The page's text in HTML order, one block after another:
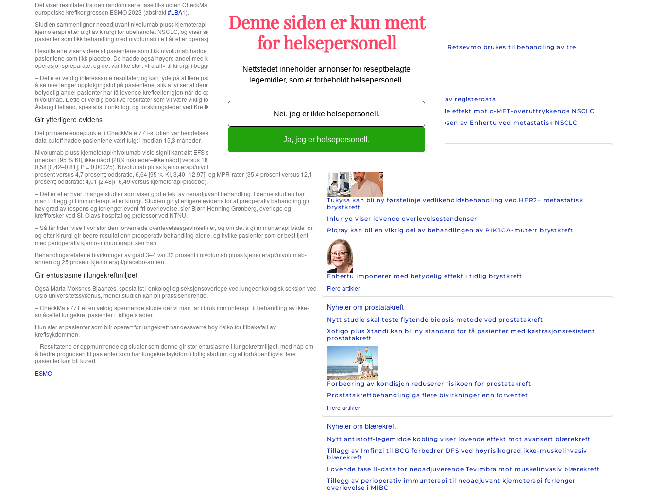
Det viser resultater fra den randomiserte fase III-studien CheckMate 77T-studien, som ble presentert på den
europeiske kreftkongressen ESMO 2023 (abstrakt#LBA1).
Studien sammenligner neoadjuvant nivolumab pluss kjemoterapi med neoadjuvant placebo pluss
kjemoterapi etterfulgt av kirurgi for ubehandlet NSCLC, og viser signifikant forbedret overlevelse for
pasienter som fikk behandling med nivolumab i ett år etter operasjon.
Resultatene viser videre at pasientene som fikk nivolumab hadde signifikant lengre tid til tilbakefall enn
pasientene som fikk placebo. De hadde også høyere andel med komplett patologisk respons (pCR) i
operasjonspreparatet og det var like stort «frafall» til kirurgi i begge gruppene.
– Dette er veldig interessante resultater, og kan tyde på at flere pasienter faktisk blir kurert. Vi trenger også
å se noe lenger oppfølgingstid på pasientene, slik at vi ser at denne effekten varer. Studien viser også at en
betydelig andel pasienter har få levende kreftceller igjen når de opereres, hvis de ble behandlet med
nivolumab. Dette er veldig positive resultater som vil være viktig for behandlingen av pasientene, sier
Åslaug Helland, spesialist i onkologi og forskningsleder ved Kreftklinikken ved Oslo universitetssykehus.
Gir ytterligere evidens
Det primære endepunktet i CheckMate 77T-studien var hendelsesfri overlevelse (EFS). På tidspunktet for
data-cutoff hadde pasientene vært fulgt i median 15,3 måneder.
Nivolumab pluss kjemoterapi/nivolumab viste signifikant økt EFS sammenlignet med kjemoterapi/placebo
(median [95 % KI], ikke nådd [28,9 måneder–ikke nådd] versus 18,4 måneder [13,6–28,1]; HR [97,36 % KI],
0,58 [0,42–0,81]; P = 0,00025). Nivolumab pluss kjemoterapi/nivolumab forbedret også pCR-rater (25,3
prosent versus 4,7 prosent; oddsratio, 6,64 [95 % KI, 3,40–12,97]) og MPR-rater (35,4 prosent versus 12,1
prosent; oddsratio: 4,01 [2,48])–6,49 versus kjemoterapi/placebo).
– Det er etter hvert mange studier som viser god effekt av neoadjuvant behandling. I denne studien har
man i tillegg gitt immunterapi etter kirurgi. Studien gir ytterligere evidens for at preoperativ behandling gir
høy grad av respons og forlenger event-fri overlevelse, sier Bjørn Henning Grønberg, overlege og
kreftforsker ved St. Olavs hospital og professor ved NTNU.
–Så får tiden vise hvor stor den forventede overlevelsesgevinsetn er, og om det å gi immunterapi både før
og etter kirurgi gir bedre resultat enn preoperativ behandling alene, og hvilke pasienter som er best tjent
med perioperativ kjemo-immunterapi, sier han.
Behandlingsrelaterte bivirkninger av grad 3–4 var 32 prosent i nivolumab pluss kjemoterapi/nivolumab-
armen og 25 prosent kjemoterapi/placebo-armen.
Gir entusiasme i lungekreftmiljøet
Også Maria Moksnes Bjaanæs, spesialist i onkologi og seksjonsoverlege ved lungeonkologisk seksjon ved
Oslo universitetssykehus, mener studien kan bli praksisendrende.
– CheckMate77T er en veldig spennende studie der vi man tar i bruk immunterapi til behandling av ikke-
småcellet lungekreftpasienter i tidlige stadier.
Hun sier at pasienter som blir operert for lungekreft har dessverre høy risiko for tilbakefall av
kreftsykdommen.
– Resultatene er oppmuntrende og studier som denne gir stor entusiasme i lungekreftmiljøet, med håp om
å bedre prognosen til pasienter som har lungekreftsykdom i tidlig stadium og at forhåpentligvis flere
pasienter kan bli kurert.
ESMO
Lengre ventet godkjenning: Nå kan Retsevmo brukes til behandling av tre
forskjellige kreftformer
Ny lungekreftstudie har tatt i bruk av registerdata
Telisotuzumab vedotin viser lovende effekt mot c-MET-overuttrykkende NSCLC
Nye data favoriserer den laveste dosen av Enhertu ved metastatisk NSCLC
Nyheter om brystkreft
Tukysa kan bli ny førstelinje vedlikeholdsbehandling ved HER2+ metastatisk
brystkreft
Inluriyo viser lovende overlevelsestendenser
Piqray kan bli en viktig del av behandlingen av PIK3CA-mutert brystkreft
Enhertu imponerer med betydelig effekt i tidlig brystkreft
Flere artikler
Nyheter om prostatakreft
Nytt studie skal teste flytende biopsis metode ved prostatakreft
Xofigo plus Xtandi kan bli ny standard for få pasienter med kastrasjonsresistent
prostatakreft
Forbedring av kondisjon reduserer risikoen for prostatakreft
Prostatakreftbehandling ga flere bivirkninger enn forventet
Flere artikler
Nyheter om blærekreft
Nytt antistoff-legemiddelkobling viser lovende effekt mot avansert blærekreft
Tillägg av Imfinzi til BCG forbedrer DFS ved høyrisikograd ikke-muskelinvasiv
blærekreft
Lovende fase II-data for neoadjuverende Tevimbra mot muskelinvasiv blærekreft
Tillegg av perioperativ immunterapi til neoadjuvant kjemoterapi forlenger
overlevelse i MIBC
Denne siden er kun ment
for helsepersonell
Nettstedet inneholder annonser for reseptbelagte
legemidler, som er forbeholdt helsepersonell.
Nei, jeg er ikke helsepersonell.
Ja, jeg er helsepersonell.